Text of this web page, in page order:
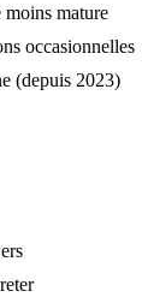
moins mature
occasionnelles
(depuis 2023)